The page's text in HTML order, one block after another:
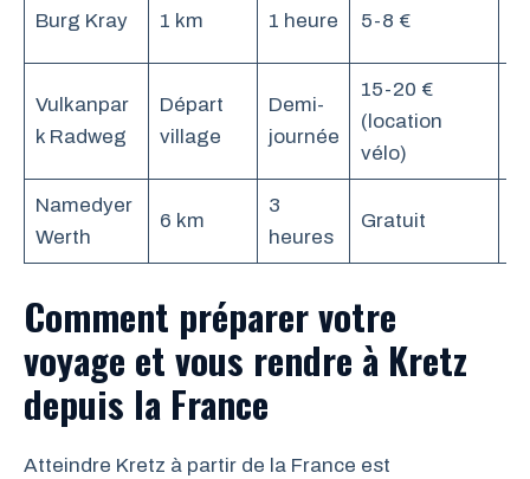
Burg Kray 1 km 1 heure 5-8 €
Vulkanpar
k Radweg
Départ
village
Demi-
journée
15-20 €
(location
vélo)
Namedyer
Werth
6 km
3
heures
Gratuit
Comment préparer votre
voyage et vous rendre à Kretz
depuis la France
Atteindre Kretz à partir de la France est